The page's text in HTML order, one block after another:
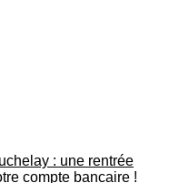
: une rentrée
compte bancaire !